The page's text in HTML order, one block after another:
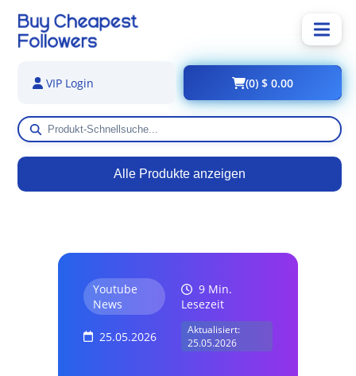
Alle Produkte anzeigen
VIP Login (0) $ 0.00
Youtube
News
9 Min.
Lesezeit
25.05.2026
Aktualisiert:
25.05.2026